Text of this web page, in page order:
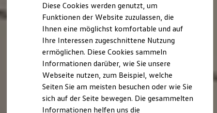
Für Privatkunden
Für Gewerbekunden
Leasing
Für Privatkunden
Für Gewerbekunden
Versicherungen & Garantien
Garantien
Kfz-Versicherung für Nutzfahrzeuge
Restschuldversicherung
Wartungsverträge
Besitzer & Service
Reparatur & Service
Sommer-Special
Diese Cookies werden genutzt, um
Funktionen der Website zuzulassen, die
Ihnen eine möglichst komfortable und auf
Ihre Interessen zugeschnittene Nutzung
ermöglichen. Diese Cookies sammeln
Informationen darüber, wie Sie unsere
Webseite nutzen, zum Beispiel, welche
Seiten Sie am meisten besuchen oder wie Sie
sich auf der Seite bewegen. Die gesammelten
Informationen helfen uns die